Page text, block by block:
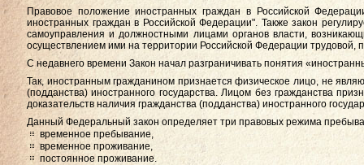
Правовое положение иностранных граждан в Российской
иностранных граждан в Российской Федерации". Также закон
самоуправления и должностными лицами органов власти,
осуществлением ими на территории Российской Федерации трудовой,
С недавнего времени Закон начал разграничивать понятия
Так, иностранным гражданином признается физическое лицо, не
(подданства) иностранного государства. Лицом без гражданства
доказательств наличия гражданства (подданства) иностранного
Данный Федеральный закон определяет три правовых режима
временное пребывание,
временное проживание,
постоянное проживание.